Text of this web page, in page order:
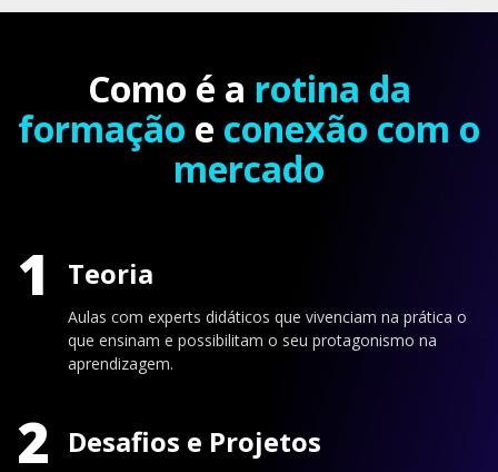
Como é a rotina da
formação e conexão com o
mercado
1 Teoria
Aulas com experts didáticos que vivenciam na prática o
que ensinam e possibilitam o seu protagonismo na
aprendizagem.
2 Desafios e Projetos